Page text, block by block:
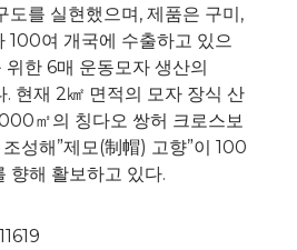
도를 실현했으며, 제품은 구미,
100여 개국에 수출하고 있으
한 6매 운동모자 생산의
. 현재 2㎢ 면적의 모자 장식 산
㎡의 칭다오 쌍허 크로스보
성해”제모(制帽) 고향”이 100
향해 활보하고 있다.